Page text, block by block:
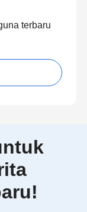
terbaru